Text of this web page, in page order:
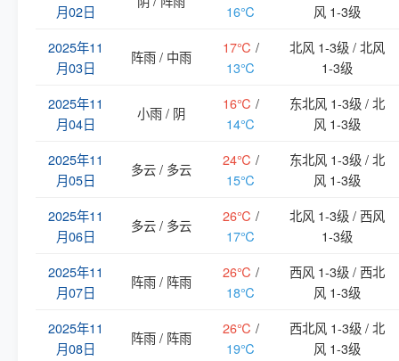
月02日
16℃
风 1-3级
2025年11
月03日
阵雨 / 中雨
17℃ /
13℃
北风 1-3级 / 北风
1-3级
2025年11
月04日
小雨 / 阴
16℃ /
14℃
东北风 1-3级 / 北
风 1-3级
2025年11
月05日
多云 / 多云
24℃ /
15℃
东北风 1-3级 / 北
风 1-3级
2025年11
月06日
多云 / 多云
26℃ /
17℃
北风 1-3级 / 西风
1-3级
2025年11
月07日
阵雨 / 阵雨
26℃ /
18℃
西风 1-3级 / 西北
风 1-3级
2025年11
月08日
阵雨 / 阵雨
26℃ /
19℃
西北风 1-3级 / 北
风 1-3级